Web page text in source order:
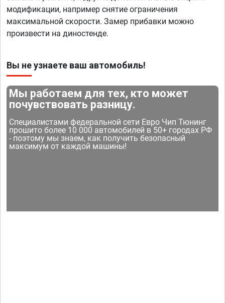
модификации, например снятие ограничения
максимальной скорости. Замер прибавки можно
произвести на диностенде.
Вы не узнаете ваш автомобиль!
Мы работаем для тех, кто может
почувствовать разницу.
Специалистами федеральной сети Евро Чип Тюнинг
прошито более 10 000 автомобилей в 50+ городах РФ
- поэтому мы знаем, как получить безопасный
максимум от каждой машины!